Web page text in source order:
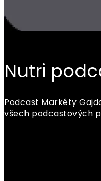
Nutri
Podcast Markéty
všech podcastových